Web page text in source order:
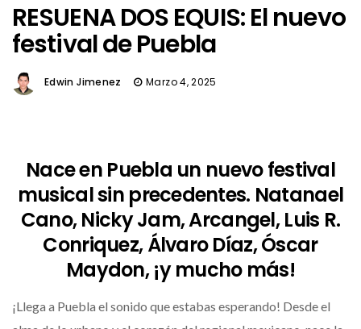
RESUENA DOS EQUIS: El nuevo
festival de Puebla
Edwin Jimenez Marzo 4, 2025
Nace en Puebla un nuevo festival
musical sin precedentes. Natanael
Cano, Nicky Jam, Arcangel, Luis R.
Conriquez, Álvaro Díaz, Óscar
Maydon, ¡y mucho más!
¡Llega a Puebla el sonido que estabas esperando! Desde el